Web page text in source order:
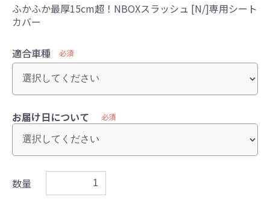
ふかふか最厚15cm超！NBOXスラッシュ [N/]専用シート
カバー
適合車種 必須
お届け日について 必須
数量